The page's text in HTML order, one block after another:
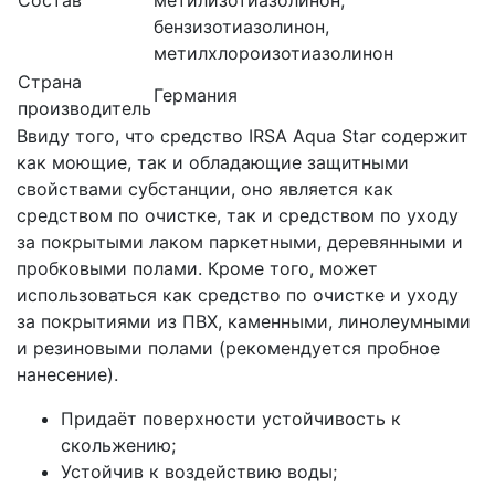
бензизотиазолинон,
метилхлороизотиазолинон
Страна
производитель
Германия
Ввиду того, что средство IRSA Aqua Star содержит
как моющие, так и обладающие защитными
свойствами субстанции, оно является как
средством по очистке, так и средством по уходу
за покрытыми лаком паркетными, деревянными и
пробковыми полами. Кроме того, может
использоваться как средство по очистке и уходу
за покрытиями из ПВХ, каменными, линолеумными
и резиновыми полами (рекомендуется пробное
нанесение).
Придаёт поверхности устойчивость к
скольжению;
Устойчив к воздействию воды;